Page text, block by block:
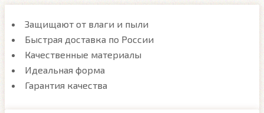
Защищают от влаги и пыли
Быстрая доставка по России
Качественные материалы
Идеальная форма
Гарантия качества